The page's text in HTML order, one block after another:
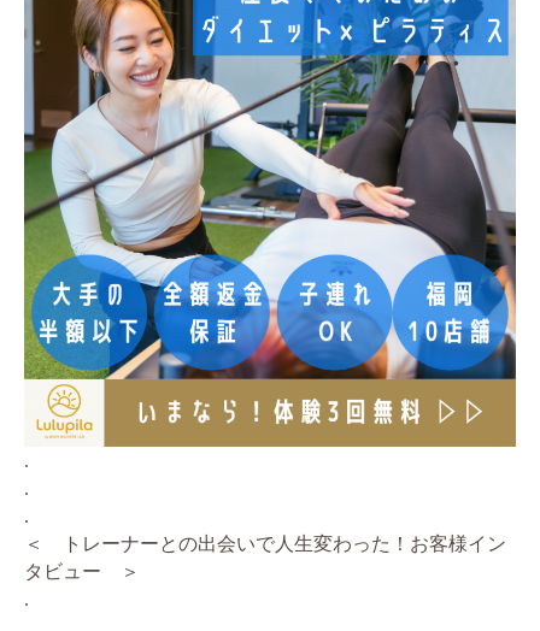
.
.
.
＜ トレーナーとの出会いで人生変わった！お客様イン
タビュー ＞
.